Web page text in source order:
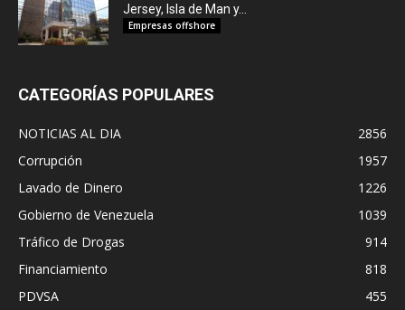
Jersey, Isla de Man y...
Empresas offshore
CATEGORÍAS POPULARES
NOTICIAS AL DIA
2856
Corrupción
1957
Lavado de Dinero
1226
Gobierno de Venezuela
1039
Tráfico de Drogas
914
Financiamiento
818
PDVSA
455